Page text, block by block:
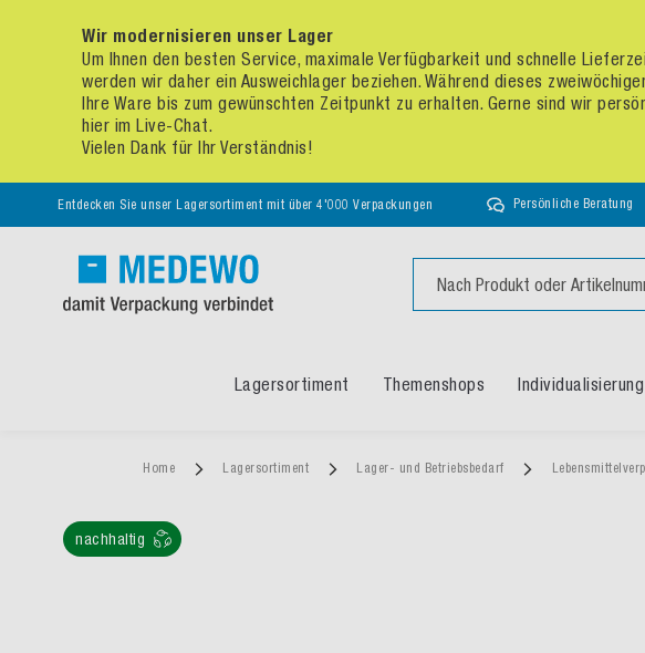
Wir modernisieren unser Lager
Um Ihnen den besten Service, maximale Verfügbarkeit und schnelle
werden wir daher ein Ausweichlager beziehen. Während dieses
Ihre Ware bis zum gewünschten Zeitpunkt zu erhalten. Gerne sind wir
hier im Live-Chat.
Vielen Dank für Ihr Verständnis!
Entdecken Sie unser Lagersortiment mit über 4'000 Verpackungen Persönliche Beratung
Lagersortiment Themenshops
Home Lagersortiment Lager- und Betriebsbedarf
nachhaltig